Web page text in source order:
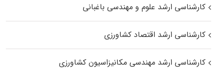
کارشناسی ارشد علوم و مهندسی باغبانی
کارشناسی ارشد اقتصاد کشاورزی
کارشناسی ارشد مهندسی مکانیزاسیون کشاورزی